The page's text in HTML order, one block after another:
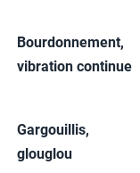
Bourdonnement,
vibration continue
Gargouillis,
glouglou